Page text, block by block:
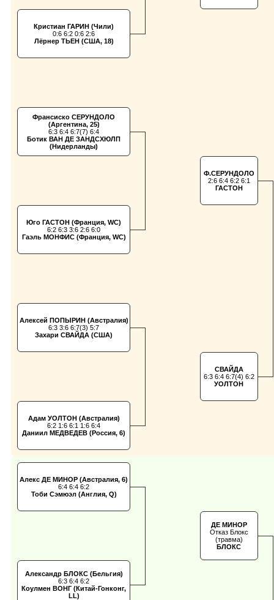
Кристиан ГАРИН (Чили)
0:6 6:2 0:6 2:6
Лёрнер ТЬЕН (США, 18)
Франсиско СЕРУНДОЛО
(Аргентина, 25)
6:3 6:4 6:7(7) 6:4
Ботик ВАН ДЕ ЗАНДСХЮЛП
(Нидерланды)
Юго ГАСТОН (Франция, WC)
6:2 6:3 3:6 2:6 6:0
Гаэль МОНФИС (Франция, WC)
Алексей ПОПЫРИН (Австралия)
6:3 3:6 6:7(3) 5:7
Захари СВАЙДА (США)
Адам УОЛТОН (Австралия)
6:2 1:6 6:1 1:6 6:4
Даниил МЕДВЕДЕВ (Россия, 6)
Ф.СЕРУНДОЛО
2:6 6:4 6:2 6:1
ГАСТОН
СВАЙДА
6:3 6:4 6:7(4) 6:2
УОЛТОН
Алекс ДЕ МИНОР (Австралия, 6)
6:4 6:4 6:2
Тоби Сэмюэл (Англия, Q)
Александр БЛОКС (Бельгия)
6:3 6:4 6:2
Коулмен ВОНГ (Китай-Гонконг,
LL)
ДЕ МИНОР
Отказ Блокс
(травма)
БЛОКС